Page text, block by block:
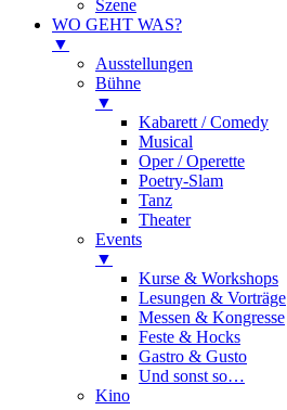
Szene
WO GEHT WAS?
▼
Ausstellungen
Bühne
▼
Kabarett / Comedy
Musical
Oper / Operette
Poetry-Slam
Tanz
Theater
Events
▼
Kurse & Workshops
Lesungen & Vorträge
Messen & Kongresse
Feste & Hocks
Gastro & Gusto
Und sonst so…
Kino